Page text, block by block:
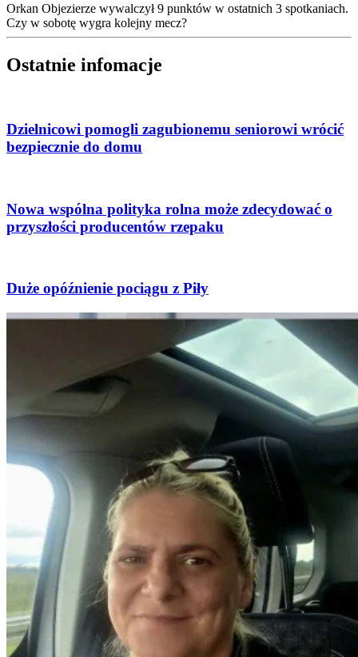
Orkan Objezierze wywalczył 9 punktów w ostatnich 3 spotkaniach.
Czy w sobotę wygra kolejny mecz?
Ostatnie infomacje
Dzielnicowi pomogli zagubionemu seniorowi wrócić
bezpiecznie do domu
Nowa wspólna polityka rolna może zdecydować o
przyszłości producentów rzepaku
Duże opóźnienie pociągu z Piły